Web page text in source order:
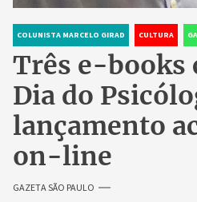
COLUNISTA MARCELO GIRAD CULTURA
Três e-books
Dia do
lançamento
on-line
GAZETA SÃO PAULO